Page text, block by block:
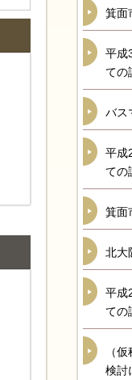
箕面
平成
ての
バス
平成
ての
箕面
北大
平成
ての
（
検討